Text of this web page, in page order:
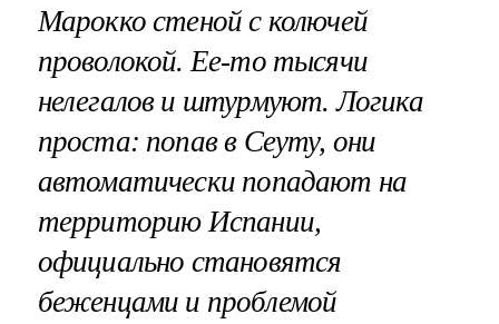
Марокко стеной с колючей
проволокой. Ее-то тысячи
нелегалов и штурмуют. Логика
проста: попав в Сеуту, они
автоматически попадают на
территорию Испании,
официально становятся
беженцами и проблемой